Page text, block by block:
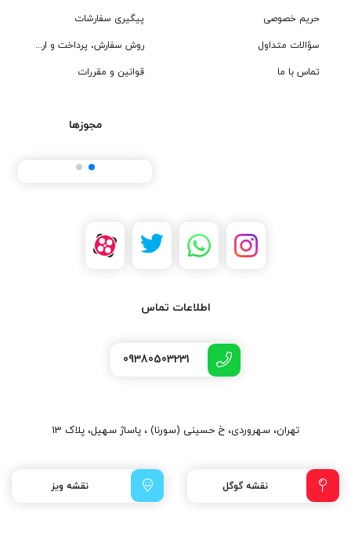
حریم خصوصی
سؤالات متداول
تماس با ما
پیگیری سفارشات
روش سفارش، پرداخت و ارسال
قوانین و مقررات
مجوزها
اطلاعات تماس
09380503231
تهران، سهروردی، خ حسینی (سورنا) ، پاساژ سهیل، پلاک 13
نقشه گوگل نقشه ویز